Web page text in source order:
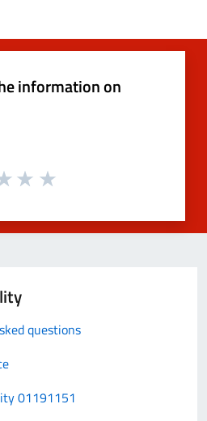
information on
questions
01191151